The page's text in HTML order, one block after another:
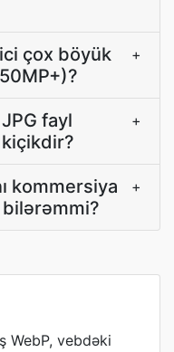
çox böyük
+
fayl
+
kommersiya
+
WebP, vebdəki